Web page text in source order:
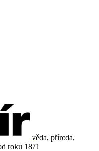
věda, příroda,
roku 1871